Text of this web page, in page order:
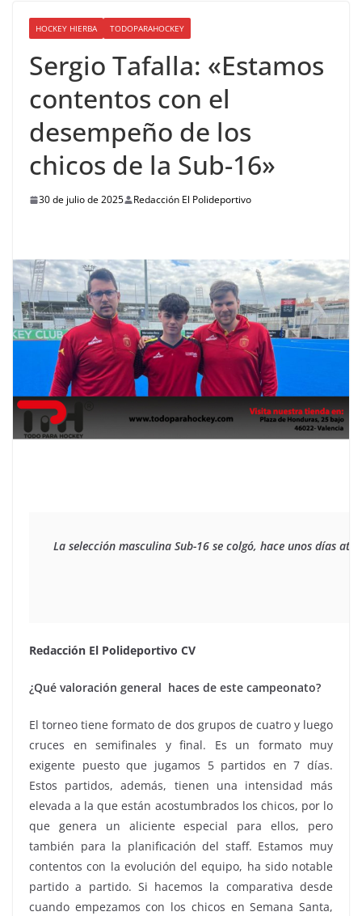
HOCKEY HIERBA TODOPARAHOCKEY
Sergio Tafalla: «Estamos
contentos con el
desempeño de los
chicos de la Sub-16»
30 de julio de 2025 Redacción El Polideportivo
La selección masculina Sub-16 se colgó, hace unos días
Redacción El Polideportivo CV
¿Qué valoración general haces de este campeonato?
El torneo tiene formato de dos grupos de cuatro y luego
cruces en semifinales y final. Es un formato muy
exigente puesto que jugamos 5 partidos en 7 días.
Estos partidos, además, tienen una intensidad más
elevada a la que están acostumbrados los chicos, por lo
que genera un aliciente especial para ellos, pero
también para la planificación del staff. Estamos muy
contentos con la evolución del equipo, ha sido notable
partido a partido. Si hacemos la comparativa desde
cuando empezamos con los chicos en Semana Santa,